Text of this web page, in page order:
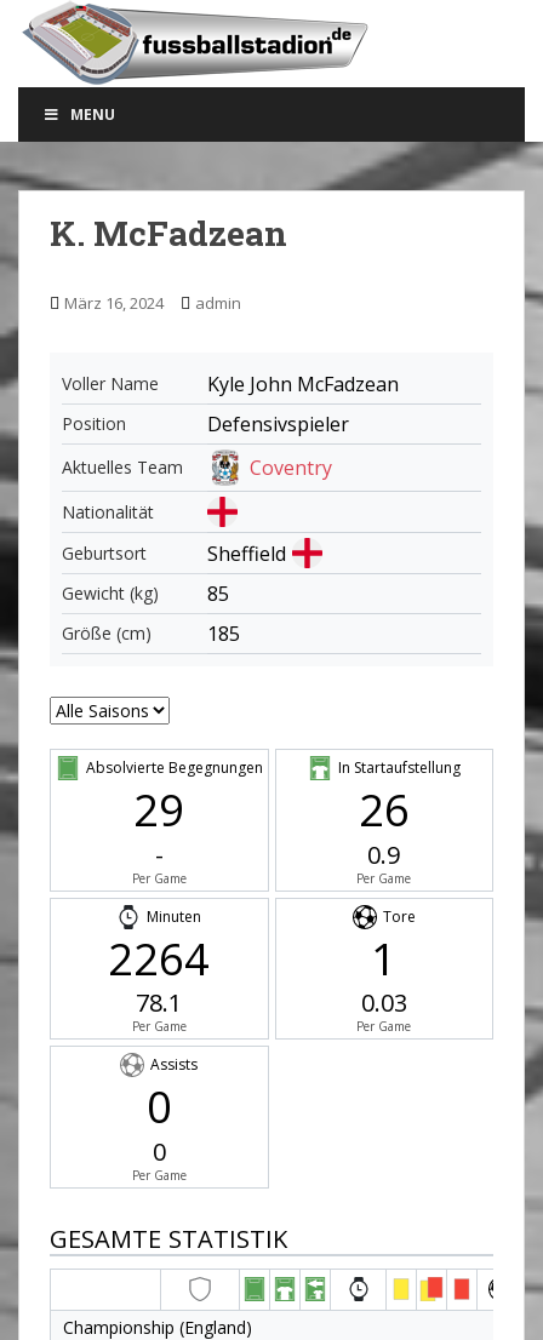
m
n
n
MENU
K. McFadzean
März 16, 2024 admin
Voller Name Kyle John McFadzean
Position Defensivspieler
Aktuelles Team Coventry
Nationalität
Geburtsort
Sheffield
Gewicht (kg) 85
Größe (cm) 185
Absolvierte Begegnungen
29
-
Per Game
In Startaufstellung
26
0.9
Per Game
Minuten
2264
78.1
Per Game
Tore
1
0.03
Per Game
Assists
0
0
Per Game
GESAMTE STATISTIK
Championship (England)